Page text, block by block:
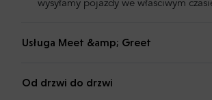
wysyłamy pojazdy we właściwym
Usługa Meet &amp; Greet
Od drzwi do drzwi